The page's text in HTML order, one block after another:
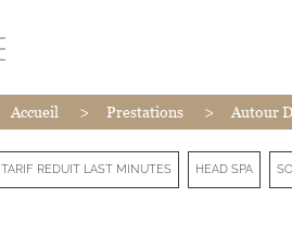
Accueil > Prestations > Autour
TARIF REDUIT LAST MINUTES HEAD SPA